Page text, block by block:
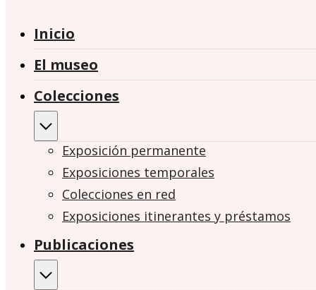
Inicio
El museo
Colecciones
Exposición permanente
Exposiciones temporales
Colecciones en red
Exposiciones itinerantes y préstamos
Publicaciones